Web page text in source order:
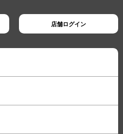
店舗ログイン